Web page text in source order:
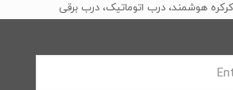
کرکره هوشمند، درب اتوماتیک، درب برقی